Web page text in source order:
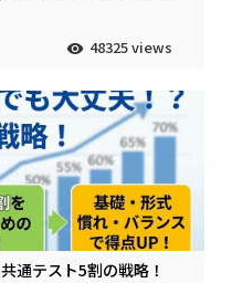
48325 views
通テスト5割の戦略！